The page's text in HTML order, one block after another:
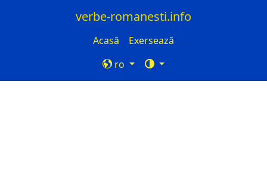
verbe-romanesti.info
Acasă
Exersează
ro